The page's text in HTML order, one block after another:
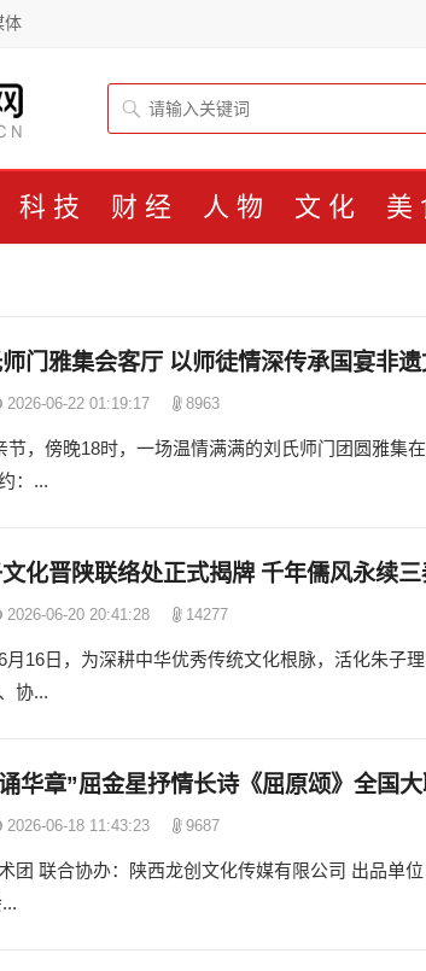
体
科技 财经 人物 文化 美
门雅集会客厅 以师徒情深传承国宴非遗
2026-06-22 01:19:17 8963
，傍晚18时，一场温情满满的刘氏师门团圆雅集
：...
化晋陕联络处正式揭牌 千年儒风永续
2026-06-20 20:41:28 14277
16日，为深耕中华优秀传统文化根脉，活化朱子
协...
华章”屈金星抒情长诗《屈原颂》全国
2026-06-18 11:43:23 9687
团 联合协办：陕西龙创文化传媒有限公司 出品单